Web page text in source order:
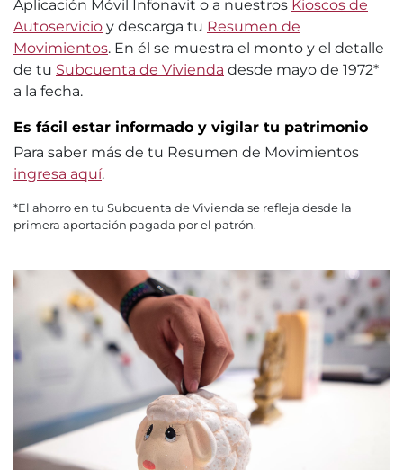
Aplicación Móvil Infonavit o a nuestros Kioscos de
Autoservicio y descarga tu Resumen de
Movimientos. En él se muestra el monto y el detalle
de tu Subcuenta de Vivienda desde mayo de 1972*
a la fecha.
Es fácil estar informado y vigilar tu patrimonio
Para saber más de tu Resumen de Movimientos
ingresa aquí.
*El ahorro en tu Subcuenta de Vivienda se refleja desde la
primera aportación pagada por el patrón.